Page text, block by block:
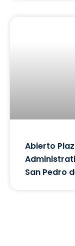
Abierto
San Pedro